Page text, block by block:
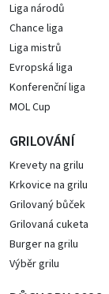
Liga národů
Chance liga
Liga mistrů
Evropská liga
Konferenční liga
MOL Cup
GRILOVÁNÍ
Krevety na grilu
Krkovice na grilu
Grilovaný bůček
Grilovaná cuketa
Burger na grilu
Výběr grilu